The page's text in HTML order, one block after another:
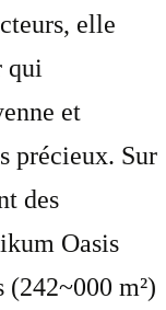
elle
qui
et
précieux. Sur
des
Oasis
(242~000 m²)